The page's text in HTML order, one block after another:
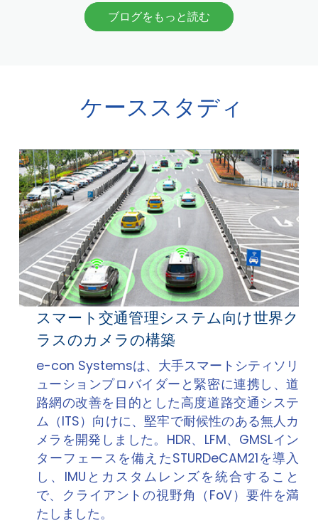
ブログをもっと読む
ケーススタディ
スマート交通管理システム向け世界ク
ラスのカメラの構築
e-con Systemsは、大手スマートシティソリ
ューションプロバイダーと緊密に連携し、道
路網の改善を目的とした高度道路交通システ
ム（ITS）向けに、堅牢で耐候性のある無人カ
メラを開発しました。HDR、LFM、GMSLイン
ターフェースを備えたSTURDeCAM21を導入
し、IMUとカスタムレンズを統合すること
で、クライアントの視野角（FoV）要件を満
たしました。